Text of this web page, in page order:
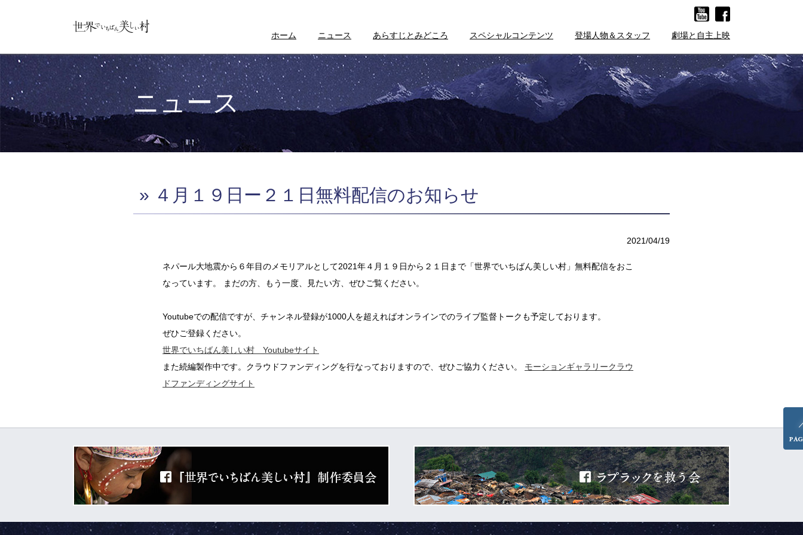
ホーム ニュース あらすじとみどころ スペシャルコンテンツ 登場人物＆スタッフ 劇場と自主上映
ニュース
» ４月１９日ー２１日無料配信のお知らせ
2021/04/19
ネパール大地震から６年目のメモリアルとして2021年４月１９日から２１日まで「世界でいちばん美しい村」無料配信をおこ
なっています。 まだの方、もう一度、見たい方、ぜひご覧ください。
Youtubeでの配信ですが、チャンネル登録が1000人を超えればオンラインでのライブ監督トークも予定しております。
ぜひご登録ください。
世界でいちばん美しい村 Youtubeサイト
また続編製作中です。クラウドファンディングを行なっておりますので、ぜひご協力ください。 モーションギャラリークラウ
ドファンディングサイト